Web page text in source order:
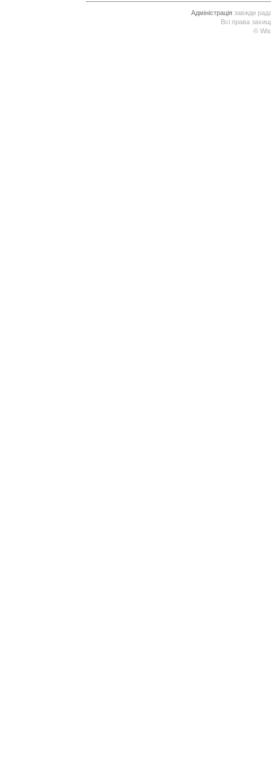
Адміністраціязавжди рада
Всі права
©